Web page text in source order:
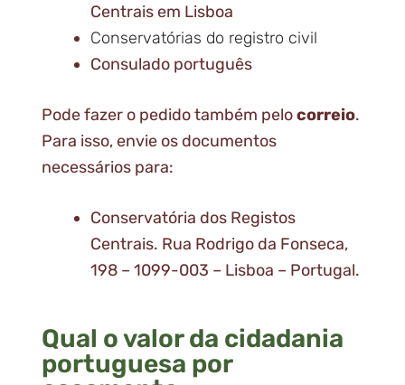
Centrais em Lisboa
Conservatórias do registro civil
Consulado português
Pode fazer o pedido também pelocorreio.
Para isso, envie os documentos
necessários para:
Conservatória dos Registos
Centrais. Rua Rodrigo da Fonseca,
198 – 1099-003 – Lisboa – Portugal.
Qual o valor da cidadania
portuguesa por